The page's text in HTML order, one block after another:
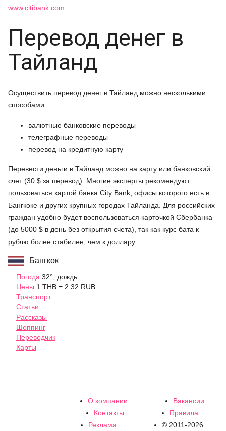
www.citibank.com
Перевод денег в
Тайланд
Осуществить перевод денег в Тайланд можно несколькими
способами:
валютные банковские переводы
телеграфные переводы
перевод на кредитную карту
Перевести деньги в Тайланд можно на карту или банковский
счет (30 $ за перевод). Многие эксперты рекомендуют
пользоваться картой банка City Bank, офисы которого есть в
Бангкоке и других крупных городах Тайланда. Для российских
граждан удобно будет воспользоваться карточкой Сбербанка
(до 5000 $ в день без открытия счета), так как курс бата к
рублю более стабилен, чем к доллару.
Бангкок
Погода 32°, дождь
Цены 1 THB = 2.32 RUB
Транспорт
Статьи
Рассказы
Шоппинг
Переводчик
Карты
О компании
Вакансии
Контакты
Правила
Реклама
© 2011-2026